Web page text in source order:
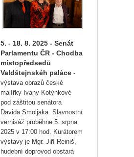
5. - 18. 8. 2025 - Senát
Parlamentu ČR - Chodba
místopředsedů
Valdštejnskéh paláce -
výstava obrazů české
malířky Ivany Kotýnkové
pod záštitou senátora
Davida Smoljaka. Slavnostní
vernisáž proběhne 5. srpna
2025 v 17:00 hod. Kurátorem
výstavy je Mgr. Jiří Reiniš,
hudební doprovod obstará